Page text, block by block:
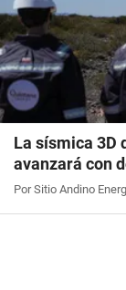
La sísmica 3D
avanzará con
Por Sitio Andino